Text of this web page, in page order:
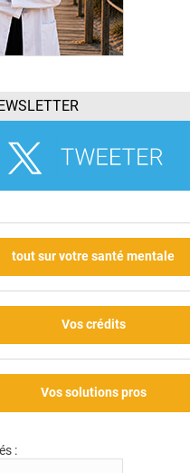
tout sur votre santé mentale
Vos crédits
Vos solutions pros
: